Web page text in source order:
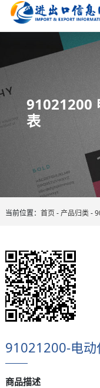
91021200
表
当前位置： 首页-产品归类-
91021200-电动
商品描述